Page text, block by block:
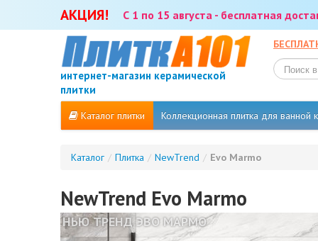
АКЦИЯ! С 1 по 15 августа - бесплатная
интернет-магазин керамической
плитки
Каталог плитки Коллекционная плитка для ванной
Каталог / Плитка / NewTrend / Evo Marmo
NewTrend Evo Marmo
НЬЮ ТРЕНД ЭВО МАРМО